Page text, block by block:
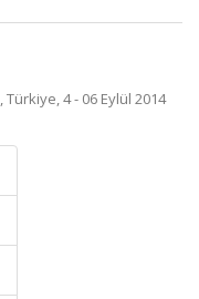
4 - 06 Eylül 2014